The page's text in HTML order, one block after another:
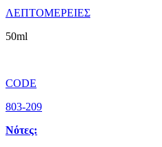
ΛΕΠΤΟΜΕΡΕΙΕΣ
50ml
CODE
803-209
Νότες: